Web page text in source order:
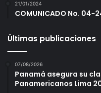
21/01/2024
COMUNICADO No. 04-
Últimas publicaciones
07/08/2026
Panamá asegura su
Panamericanos Lima